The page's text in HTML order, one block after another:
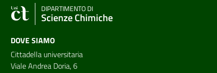
DIPARTIMENTO DI
Scienze Chimiche
DOVE SIAMO
Cittadella universitaria
Viale Andrea Doria, 6